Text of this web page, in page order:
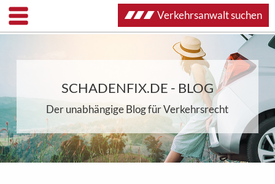
SCHADENFIX.DE - BLOG
Der unabhängige Blog für Verkehrsrecht
Verkehrsanwalt suchen